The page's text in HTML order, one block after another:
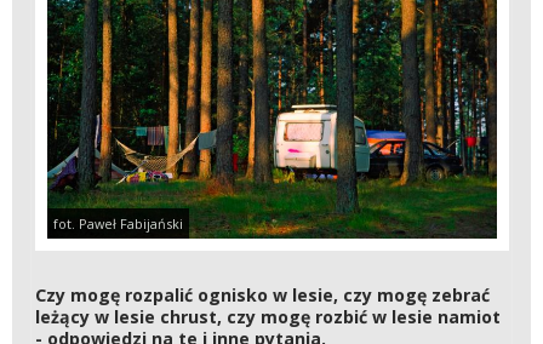
fot. Paweł Fabijański
Czy mogę rozpalić ognisko w lesie, czy mogę zebrać
leżący w lesie chrust, czy mogę rozbić w lesie namiot
- odpowiedzi na te i inne pytania.